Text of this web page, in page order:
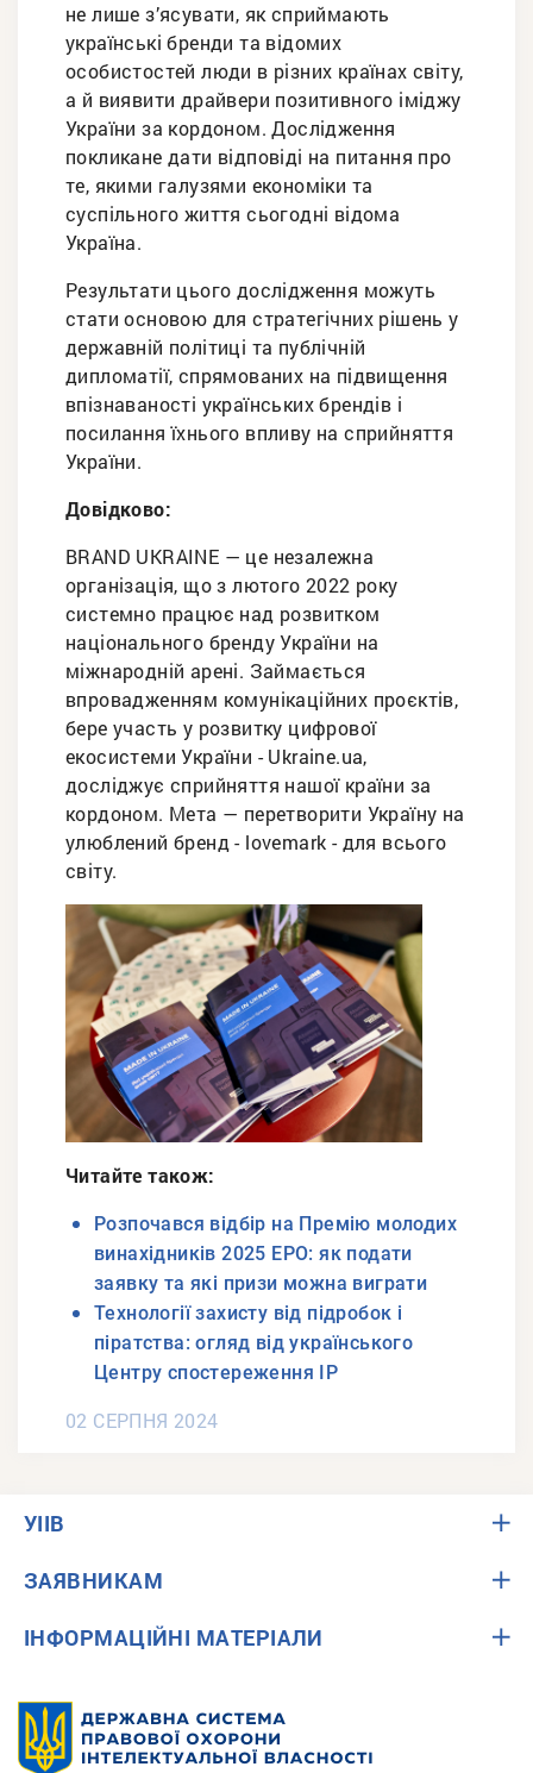
не лише з’ясувати, як сприймають
українські бренди та відомих
особистостей люди в різних країнах світу,
а й виявити драйвери позитивного іміджу
України за кордоном. Дослідження
покликане дати відповіді на питання про
те, якими галузями економіки та
суспільного життя сьогодні відома
Україна.
Результати цього дослідження можуть
стати основою для стратегічних рішень у
державній політиці та публічній
дипломатії, спрямованих на підвищення
впізнаваності українських брендів і
посилання їхнього впливу на сприйняття
України.
Довідково:
BRAND UKRAINE — це незалежна
організація, що з лютого 2022 року
системно працює над розвитком
національного бренду України на
міжнародній арені. Займається
впровадженням комунікаційних проєктів,
бере участь у розвитку цифрової
екосистеми України - Ukraine.ua,
досліджує сприйняття нашої країни за
кордоном. Мета — перетворити Україну на
улюблений бренд - lovemark - для всього
світу.
Читайте також:
Розпочався відбір на Премію молодих
винахідників 2025 EPO: як подати
заявку та які призи можна виграти
Технології захисту від підробок і
піратства: огляд від українського
Центру спостереження IP
02 СЕРПНЯ 2024
УІІВ
ЗАЯВНИКАМ
ІНФОРМАЦІЙНІ МАТЕРІАЛИ